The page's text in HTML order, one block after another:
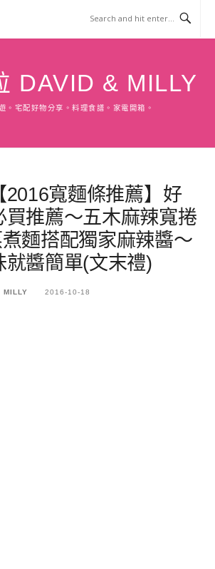
DAVID & MILLY
。宅配好物分享。料理食譜。家電開箱。
2016寬麵條推薦】好
買推薦～五木麻辣寬捲
麵搭配獨家麻辣醬～
就醬簡單(文末禮)
MILLY 2016-10-18